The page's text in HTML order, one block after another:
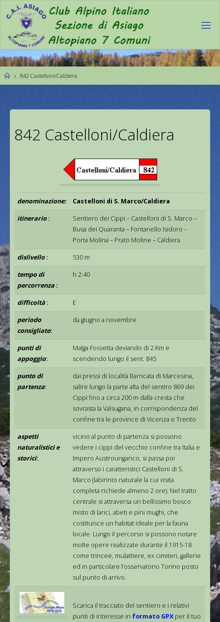
842 Castelloni/Caldiera
842 Castelloni/Caldiera
denominazione: Castelloni di S. Marco/Caldiera
itinerario:
Sentiero dei Cippi – Castelloni di S. Marco –
Busa dei Quaranta – Fontanello Isidoro –
Porta Molina – Prato Moline – Caldiera
dislivello: 530 m
tempo di
percorrenza :
h 2:40
difficoltà : E
periodo
consigliato:
da giugno a novembre
punti di
appoggio:
Malga Fossetta deviando di 2 Km e
scendendo lungo il sent. 845
punto di
partenza:
dai pressi di località Barricata di Marcesina,
salire lungo la parte alta del sentiro 869 dei
Cippi fino a circa 200 m dalla cresta che
sovrasta la Valsugana, in corrispondenza del
confine tra le province di Vicenza e Trento
aspetti
naturalistici e
storici:
vicino al punto di partenza si possono
vedere i cippi del vecchio confine tra Italia e
Impero Austroungarico, si passa poi
attraverso i caratteristici Castelloni di S.
Marco (labirinto naturale la cui visita
completa richiede almeno 2 ore). Nel tratto
centrale si attraversa un bellissimo bosco
misto di larici, abeti e pini mughi, che
costituisce un habitat ideale per la fauna
locale. Lungo il percorso si possono notare
molte opere realizzate durante il 1915-18
come trincee, mulattiere, ex cimiteri, gallerie
ed in particolare l’osservatorio Torino posto
sul punto di arrivo.
Scarica il tracciato del sentiero e i relativi
punti di interesse in formato GPX per il tuo